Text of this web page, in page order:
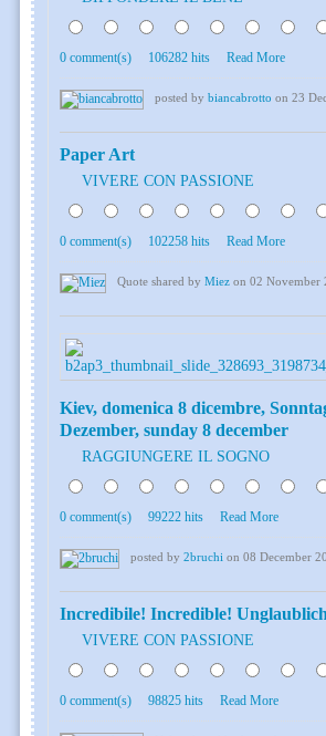
0 comment(s) 106282 hits Read More
posted by biancabrotto on 23
Paper Art
VIVERE CON PASSIONE
0 comment(s) 102258 hits Read More
Quote shared by Miez on 02 November
Kiev, domenica 8 dicembre,
Dezember, sunday 8 december
RAGGIUNGERE IL SOGNO
0 comment(s) 99222 hits Read More
posted by 2bruchi on 08 December
Incredibile! Incredible!
VIVERE CON PASSIONE
0 comment(s) 98825 hits Read More